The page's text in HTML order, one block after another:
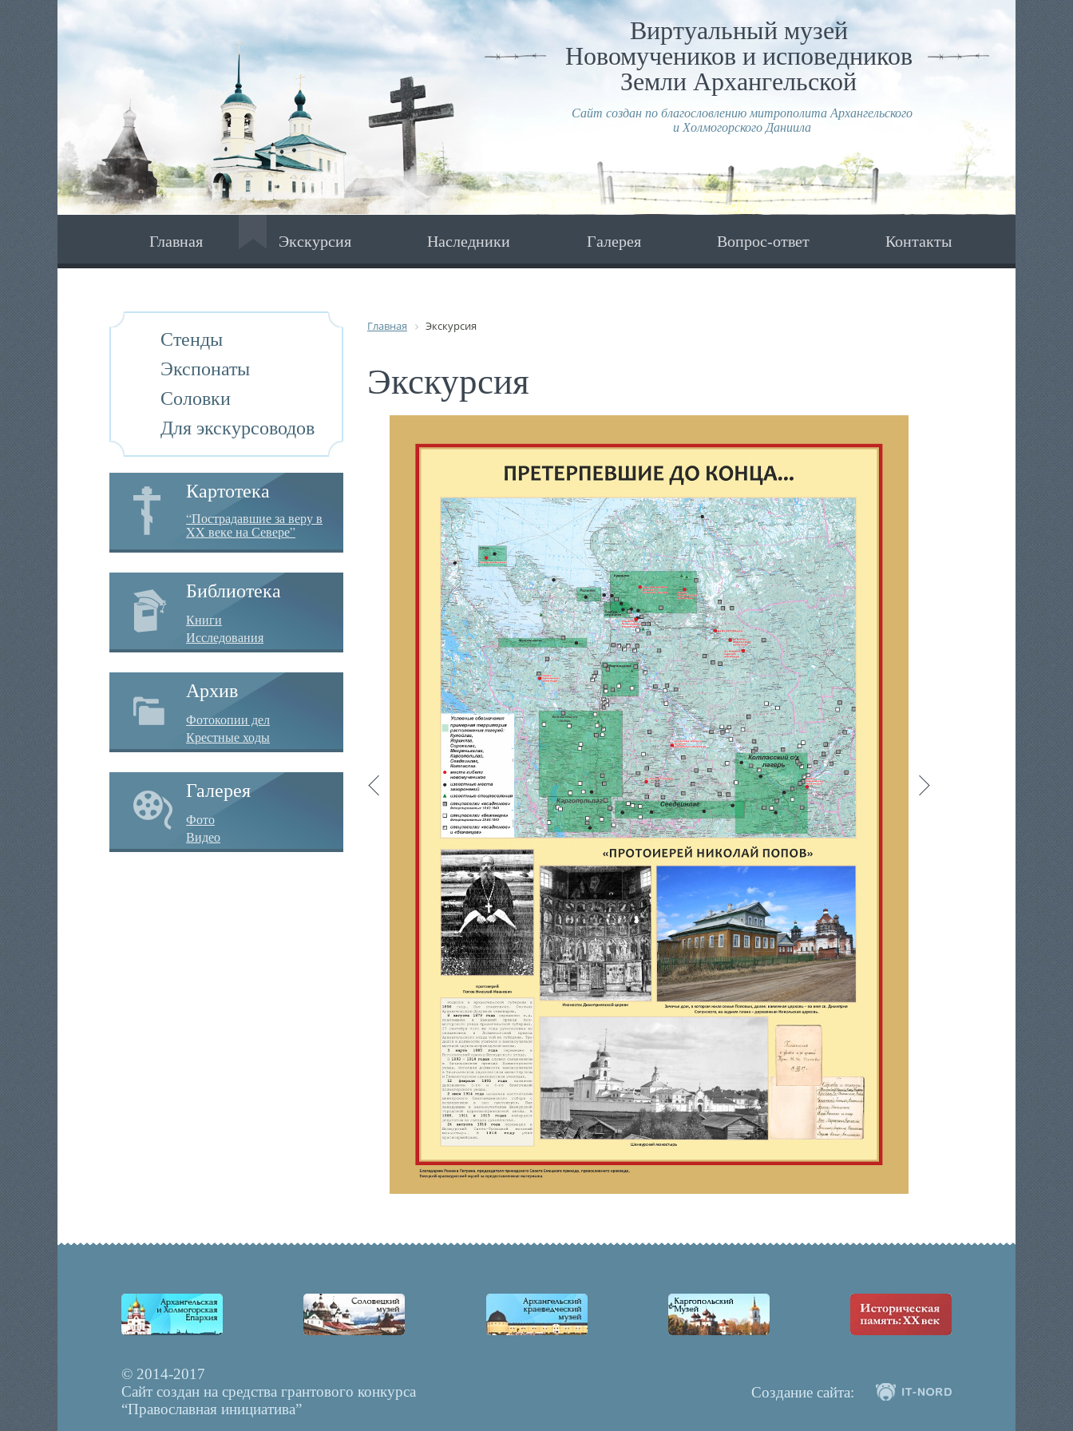
Виртуальный музей
Новомучеников и исповедников
Земли Архангельской
Сайт создан по благословлению митрополита Архангельского
и Холмогорского Даниила
Главная Экскурсия Наследники Галерея Вопрос-ответ Контакты
Стенды
Экспонаты
Соловки
Для экскурсоводов
Картотека
“Пострадавшие за веру в
XX веке на Севере”
Библиотека
Книги
Исследования
Архив
Фотокопии дел
Крестные ходы
Галерея
Фото
Видео
Главная Экскурсия
Экскурсия
© 2014-2017
Сайт создан на средства грантового конкурса
“Православная инициатива”
Создание сайта: